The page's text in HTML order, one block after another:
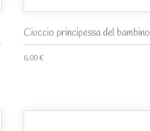
Ciuccio principessa del bambino
6,00 €